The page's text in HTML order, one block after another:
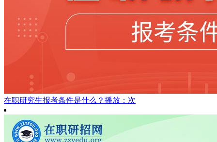
在职研究生报考条件是什么？ 播放：次